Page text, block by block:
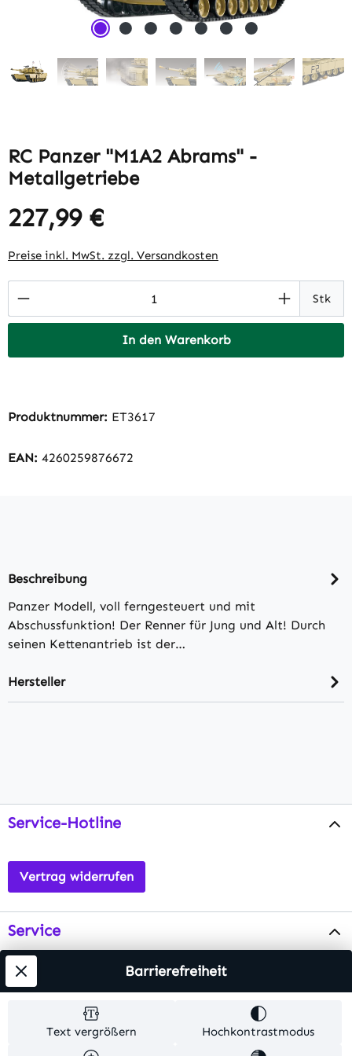
RC Panzer "M1A2 Abrams" -
Metallgetriebe
Regulärer Preis:
227,99 €
Preise inkl. MwSt. zzgl. Versandkosten
Produkt Anzahl: Gib den gewünschtenStk
In den Warenkorb
Produktnummer: ET3617
EAN: 4260259876672
Beschreibung
Panzer Modell, voll ferngesteuert und mit
Abschussfunktion! Der Renner für Jung und Alt! Durch
seinen Kettenantrieb ist der…
Hersteller
Service-Hotline
Vertrag widerrufen
Service
Info
Text vergrößern Hochkontrastmodus
Barrierefreiheit